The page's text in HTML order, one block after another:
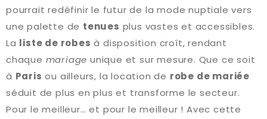
pourrait redéfinir le futur de la mode nuptiale vers
une palette de tenues plus vastes et accessibles.
La liste de robes à disposition croît, rendant
chaque mariage unique et sur mesure. Que ce soit
à Paris ou ailleurs, la location de robe de mariée
séduit de plus en plus et transforme le secteur.
Pour le meilleur… et pour le meilleur ! Avec cette